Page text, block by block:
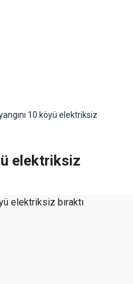
10 köyü elektriksiz
elektriksiz